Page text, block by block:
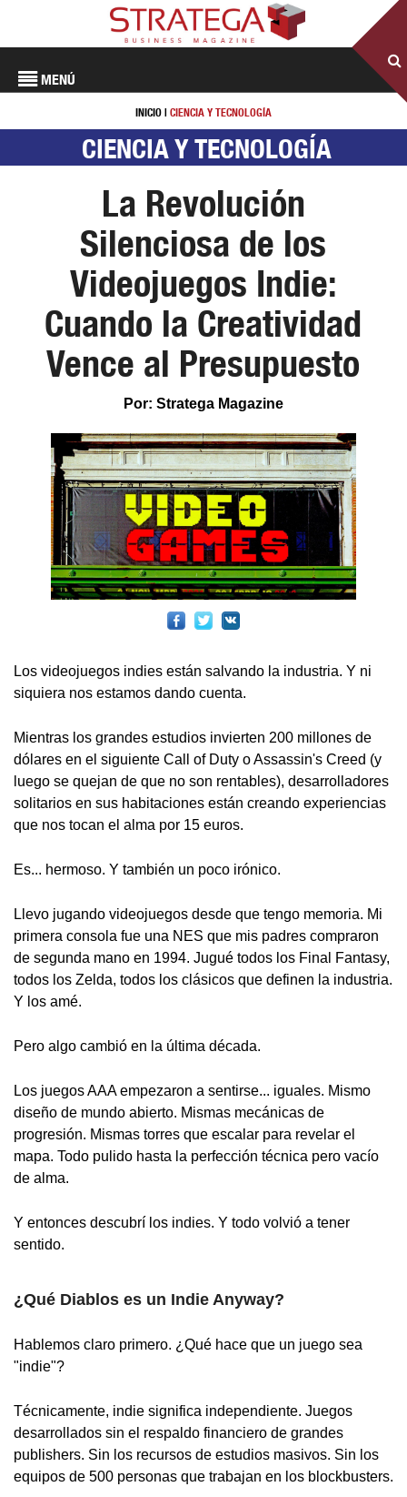
MENÚ
INICIO | CIENCIA Y TECNOLOGÍA
CIENCIA Y TECNOLOGÍA
La Revolución
Silenciosa de los
Videojuegos Indie:
Cuando la Creatividad
Vence al Presupuesto
Por: Stratega Magazine
Los videojuegos indies están salvando la industria. Y ni
siquiera nos estamos dando cuenta.
Mientras los grandes estudios invierten 200 millones de
dólares en el siguiente Call of Duty o Assassin's Creed (y
luego se quejan de que no son rentables), desarrolladores
solitarios en sus habitaciones están creando experiencias
que nos tocan el alma por 15 euros.
Es... hermoso. Y también un poco irónico.
Llevo jugando videojuegos desde que tengo memoria. Mi
primera consola fue una NES que mis padres compraron
de segunda mano en 1994. Jugué todos los Final Fantasy,
todos los Zelda, todos los clásicos que definen la industria.
Y los amé.
Pero algo cambió en la última década.
Los juegos AAA empezaron a sentirse... iguales. Mismo
diseño de mundo abierto. Mismas mecánicas de
progresión. Mismas torres que escalar para revelar el
mapa. Todo pulido hasta la perfección técnica pero vacío
de alma.
Y entonces descubrí los indies. Y todo volvió a tener
sentido.
¿Qué Diablos es un Indie Anyway?
Hablemos claro primero. ¿Qué hace que un juego sea
"indie"?
Técnicamente, indie significa independiente. Juegos
desarrollados sin el respaldo financiero de grandes
publishers. Sin los recursos de estudios masivos. Sin los
equipos de 500 personas que trabajan en los blockbusters.